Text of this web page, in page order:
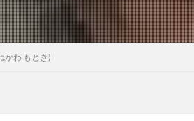
かわ もとき)